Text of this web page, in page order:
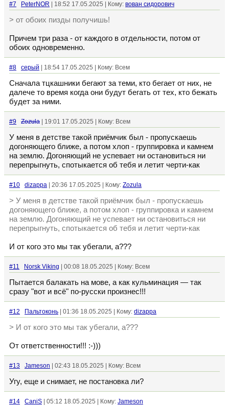
#7 PeterNOR | 18:52 17.05.2025 | Кому: вован сидорович
> от обоих пизды получишь!
Причем три раза - от каждого в отдельности, потом от
обоих одновременно.
#8 серый | 18:54 17.05.2025 | Кому: Всем
Сначала тцкашники бегают за теми, кто бегает от них, не
далече то время когда они будут бегать от тех, кто бежать
будет за ними.
#9 Zozula | 19:01 17.05.2025 | Кому: Всем
У меня в детстве такой приёмчик был - пропускаешь
догоняющего ближе, а потом хлоп - группировка и камнем
на землю. Догоняющий не успевает ни остановиться ни
перепрыгнуть, спотыкается об тебя и летит черти-как
#10 dizappa | 20:36 17.05.2025 | Кому: Zozula
> У меня в детстве такой приёмчик был - пропускаешь
догоняющего ближе, а потом хлоп - группировка и камнем
на землю. Догоняющий не успевает ни остановиться ни
перепрыгнуть, спотыкается об тебя и летит черти-как
И от кого это мы так убегали, а???
#11 Norsk Viking | 00:08 18.05.2025 | Кому: Всем
Пытается балакать на мове, а как кульминация — так
сразу "вот и всё" по-русски произнес!!!
#12 Пальтоконь | 01:36 18.05.2025 | Кому: dizappa
> И от кого это мы так убегали, а???
От ответственности!!! :-)))
#13 Jameson | 02:43 18.05.2025 | Кому: Всем
Угу, еще и снимает, не постановка ли?
#14 CaniS | 05:12 18.05.2025 | Кому: Jameson